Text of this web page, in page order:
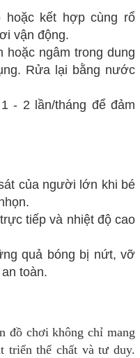
kết hợp cùng rổ
vận động.
hoặc ngâm trong dung
Rửa lại bằng nước
- 2 lần/tháng để đảm
của người lớn khi bé
tiếp và nhiệt độ cao
quả bóng bị nứt, vỡ
toàn.
đồ chơi không chỉ mang
triển thể chất và tư duy.